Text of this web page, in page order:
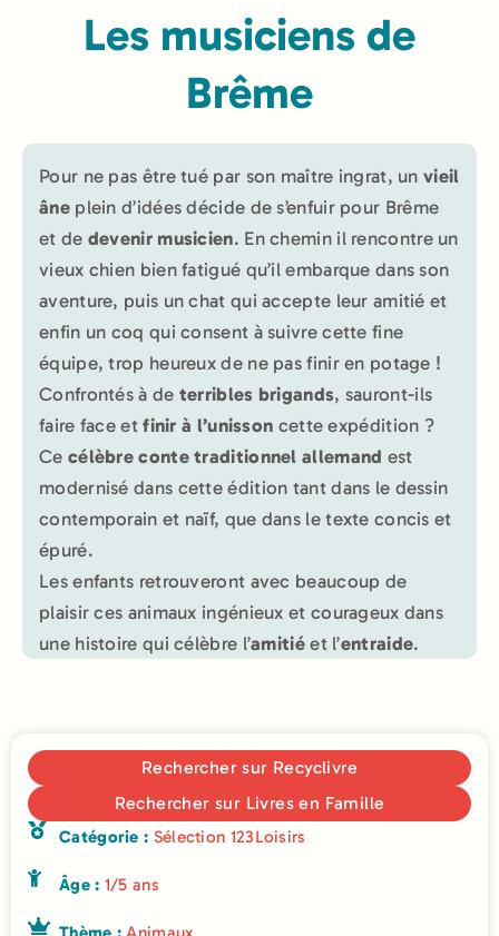
Les musiciens de
Brême
Pour ne pas être tué par son maître ingrat, unvieil
âneplein d’idées décide de s’enfuir pour Brême
et de devenir musicien. En chemin il rencontre un
vieux chien bien fatigué qu’il embarque dans son
aventure, puis un chat qui accepte leur amitié et
enfin un coq qui consent à suivre cette fine
équipe, trop heureux de ne pas finir en potage !
Confrontés à de terribles brigands, sauront-ils
faire face etfinir à l’unisson cette expédition ?
Ce célèbre conte traditionnel allemand est
modernisé dans cette édition tant dans le dessin
contemporain et naïf, que dans le texte concis et
épuré.
Les enfants retrouveront avec beaucoup de
plaisir ces animaux ingénieux et courageux dans
une histoire qui célèbre l’amitiéet l’entraide.
Rechercher sur Recyclivre
Rechercher sur Livres en Famille
Catégorie : Sélection 123Loisirs
Âge : 1/5 ans